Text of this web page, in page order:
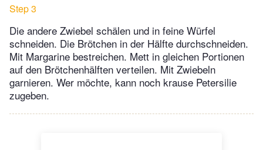
Step 3
Die andere Zwiebel schälen und in feine Würfel
schneiden. Die Brötchen in der Hälfte durchschneiden.
Mit Margarine bestreichen. Mett in gleichen Portionen
auf den Brötchenhälften verteilen. Mit Zwiebeln
garnieren. Wer möchte, kann noch krause Petersilie
zugeben.